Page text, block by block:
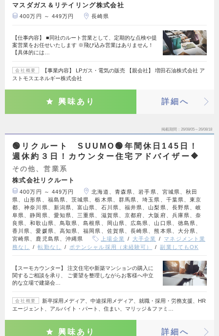
マスダガス＆リテイリング株式会社
400万円 ～ 449万円 長崎県
【仕事内容】 ■同社のルート営業として、定期的な点検や提
案営業をお任せいたします ※飛び込み営業はありません！
【具体的には…
会社概要
【事業内容】 LPガス・電気の販売 【親会社】 増田石油株式会社 ア
ストモスエネルギー株式会社
興味あり 詳細へ
掲載期間 26/08/05～26/08/18
🟢リクルート SUUMO🟢年間休日145日！
週休約３日！カウンター住宅アドバイザー🔶
その他、営業系
株式会社リクルート
400万円 ～ 449万円
北海道、青森県、岩手県、宮城県、秋田
県、山形県、福島県、茨城県、栃木県、群馬県、埼玉県、千葉県、東京
都、神奈川県、新潟県、富山県、石川県、福井県、山梨県、長野県、岐
阜県、静岡県、愛知県、三重県、滋賀県、京都府、大阪府、兵庫県、奈
良県、和歌山県、鳥取県、島根県、岡山県、広島県、山口県、徳島県、
香川県、愛媛県、高知県、福岡県、佐賀県、長崎県、熊本県、大分県、
宮崎県、鹿児島県、沖縄県
上場企業 大手企業
マネジメント業
務なし
転勤なし ポテンシャル採用（未経験可） 副業してもOK
【スーモカウンター】 注文住宅や新築マンションの購入に
関するご相談を承り、 ご要望を整理しながらお客様へ中立
的な立場で建築会…
会社概要
新卒採用メディア、中途採用メディア、就職・採用・労務支援、HR
エージェント、アルバイト・パート、住まい、マリッジ＆ファミ…
興味あり 詳細へ